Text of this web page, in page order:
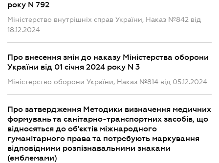
року N 792
Міністерство внутрішніх справ України, Наказ №842 від
18.12.2024
Про внесення змін до наказу Міністерства оборони
України від 01 січня 2024 року N 3
Міністерство оборони України, Наказ №814 від 05.12.2024
Про затвердження Методики визначення медичних
формувань та санітарно-транспортних засобів, що
відносяться до об'єктів міжнародного
гуманітарного права та потребують маркування
відповідними розпізнавальними знаками
(емблемами)